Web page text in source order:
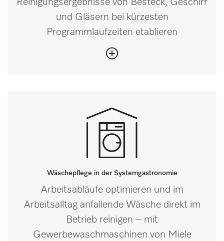
Reinigungsergebnisse von Besteck, Geschirr
und Gläsern bei kürzesten
Programmlaufzeiten etablieren
Wäschepflege in der Systemgastronomie
Arbeitsabläufe optimieren und im
Arbeitsalltag anfallende Wäsche direkt im
Betrieb reinigen – mit
Gewerbewaschmaschinen von Miele